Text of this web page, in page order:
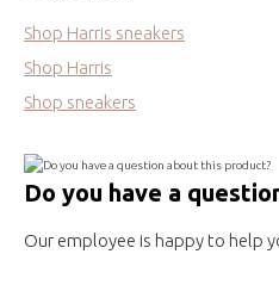
Shop Harris sneakers
Shop Harris
Shop sneakers
Do you have a
Our employee is happy to help